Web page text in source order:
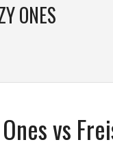
ONES
vs